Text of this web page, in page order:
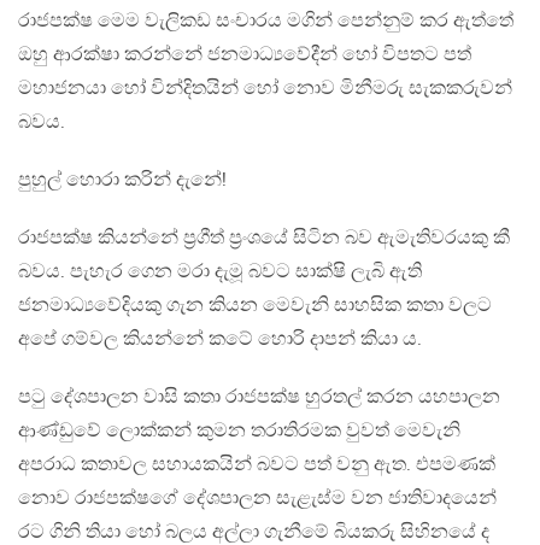
රාජපක්ෂ මෙම වැලිකඩ සංචාරය මගින් පෙන්නුම් කර ඇත්තේ
ඔහු ආරක්ෂා කරන්නේ ජනමාධ්‍යවේදීන් හෝ විපතට පත්
මහාජනයා හෝ වින්දිතයින් හෝ නොව මිනීමරු සැකකරුවන්
බවය.
පුහුල් හොරා කරින් දැනේ!
රාජපක්ෂ කියන්නේ ප්‍රගීත් ප්‍රංශයේ සිටින බව ඇමැතිවරයකු කී
බවය. පැහැර ගෙන මරා දැමූ බවට සාක්ෂි ලැබි ඇති
ජනමාධ්‍යවේදියකු ගැන කියන මෙවැනි සාහසික කතා වලට
අපේ ගම්වල කියන්නේ කටේ හොරි දාපන් කියා ය.
පටු දේශපාලන වාසි කතා රාජපක්ෂ හුරතල් කරන යහපාලන
ආණ්ඩුවේ ලොක්කන් කුමන තරාතිරමක වුවත් මෙවැනි
අපරාධ කතාවල සහායකයින් බවට පත් වනු ඇත. එපමණක්
නොව රාජපක්ෂගේ දේශපාලන සැළැස්ම වන ජාතිවාදයෙන්
රට ගිනි තියා හෝ බලය අල්ලා ගැනීමේ බියකරු සිහිනයේ ද